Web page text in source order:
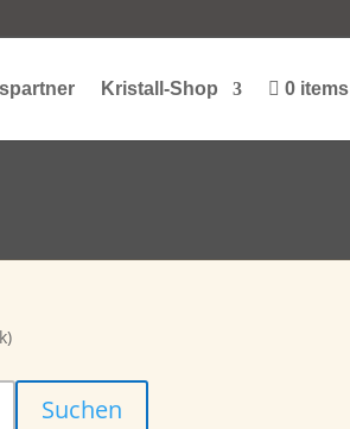
Kristall-Shop 0 items
Suchen